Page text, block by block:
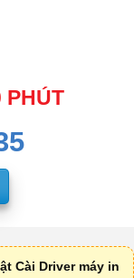
PHÚT
Cài Driver máy in